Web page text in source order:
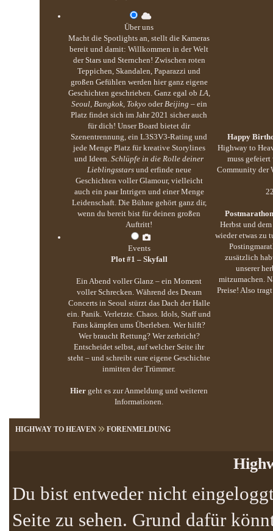
Über uns
Macht die Spotlights an, stellt die Kameras
bereit und damit: Willkommen in der Welt
der Stars und Sternchen! Zwischen roten
Teppichen, Skandalen, Paparazzi und
großen Gefühlen werden hier ganz eigene
Geschichten geschrieben. Ganz egal ob LA,
Seoul, Bangkok, Tokyo oderBeijing – ein
Platz findet sich im Jahr 2021 sicher auch
für dich! Unser Board bietet dir
Szenentrennung, ein L3S3V3-Rating und
jede Menge Platz für kreative Storylines
und Ideen. Schlüpfe in die Rolle deiner
Lieblingsstarsund erfinde neue
Geschichten voller Glamour, vielleicht
auch ein paar Intrigen und einer Menge
Leidenschaft. Die Bühne gehört ganz dir,
wenn du bereit bist für deinen großen
Auftritt!
Events
Plot #1 – Skyfall
Ein Abend voller Glanz – ein Moment
voller Schrecken. Während des Dream
Concerts in Seoul stürzt das Dach der Halle
ein. Panik. Verletzte. Chaos. Idols, Staff und
Fans kämpfen ums Überleben. Wer hilft?
Wer braucht Rettung? Wer zerbricht?
Entscheidet selbst, auf welcher Seite ihr
steht – und schreibt eure eigene Geschichte
inmitten der Trümmer.
Hier geht es zur Anmeldung und weiteren
Informationen.
Happy
Highway to
muss
Community der
Herbst und
wieder etwas zu
zusätzlich
unserer
mitzumachen.
Preise! Also
HIGHWAY TO HEAVEN FORENMELDUNG
Du bist entweder nicht
Seite zu sehen. Grund dafür